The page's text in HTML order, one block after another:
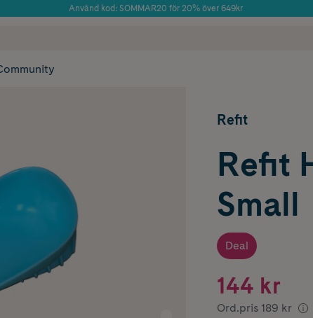
Använd kod: SOMMAR20 för 20% över 649kr
Refit
Refit
Small
Deal
144 kr
Ord.pris 189 kr